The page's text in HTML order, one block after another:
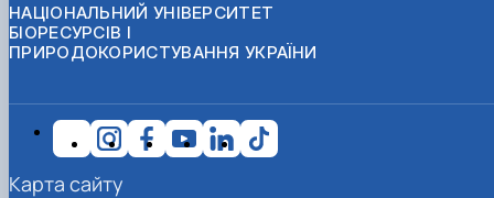
НАЦІОНАЛЬНИЙ УНІВЕРСИТЕТ
БІОРЕСУРСІВ І
ПРИРОДОКОРИСТУВАННЯ УКРАЇНИ
Карта сайту